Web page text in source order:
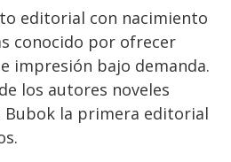
editorial con nacimiento
conocido por ofrecer
impresión bajo demanda.
los autores noveles
Bubok la primera editorial